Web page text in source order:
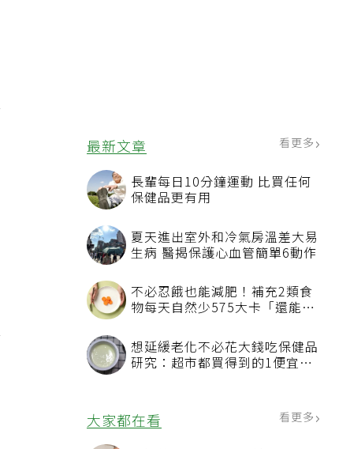
最新文章 看更多
長輩每日10分鐘運動 比買任何
保健品更有用
夏天進出室外和冷氣房溫差大易
生病 醫揭保護心血管簡單6動作
不必忍餓也能減肥！補充2類食
物每天自然少575大卡「還能吃
想延緩老化不必花大錢吃保健品
研究：超市都買得到的1便宜食
大家都在看 看更多